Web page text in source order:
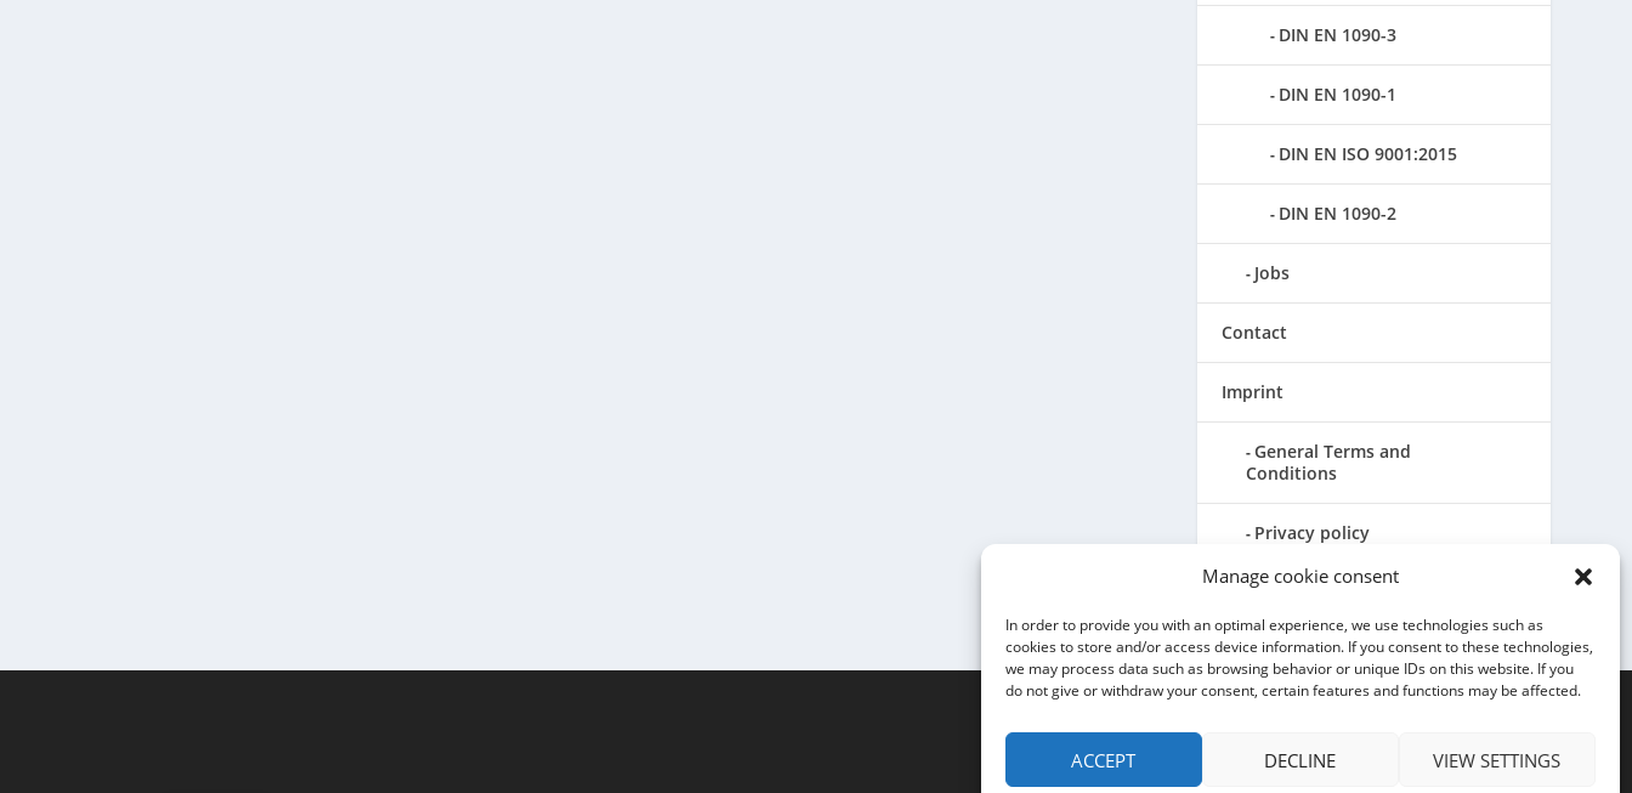
Manage cookie consent
In order to provide you with an optimal experience, we use technologies such as
cookies to store and/or access device information. If you consent to these technologies,
we may process data such as browsing behavior or unique IDs on this website. If you
do not give or withdraw your consent, certain features and functions may be affected.
ACCEPT DECLINE VIEW SETTINGS
DIN EN 1090-3
DIN EN 1090-1
DIN EN ISO 9001:2015
DIN EN 1090-2
Jobs
Contact
Imprint
General Terms and
Conditions
Privacy policy
Cookie Directive (EU)